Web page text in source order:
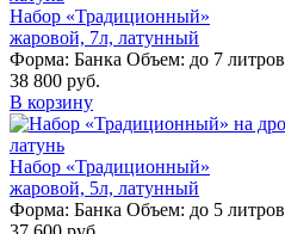
Набор «Традиционный»
жаровой, 7л, латунный
Форма: Банка Объем: до 7 литров
38 800 руб.
В корзину
Набор «Традиционный»
жаровой, 5л, латунный
Форма: Банка Объем: до 5 литров